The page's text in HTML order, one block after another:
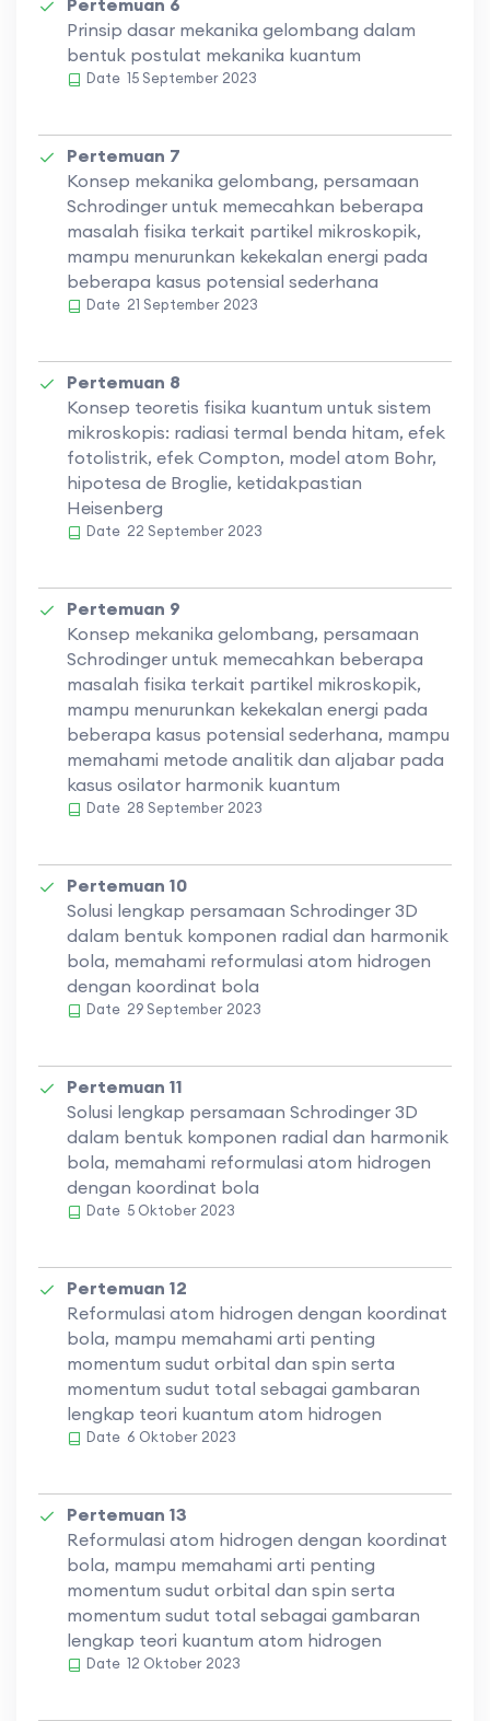
Prinsip dasar mekanika gelombang dalam
bentuk postulat mekanika kuantum
Date 15 September 2023
Pertemuan 7
Konsep mekanika gelombang, persamaan
Schrodinger untuk memecahkan beberapa
masalah fisika terkait partikel mikroskopik,
mampu menurunkan kekekalan energi pada
beberapa kasus potensial sederhana
Date 21 September 2023
Pertemuan 8
Konsep teoretis fisika kuantum untuk sistem
mikroskopis: radiasi termal benda hitam, efek
fotolistrik, efek Compton, model atom Bohr,
hipotesa de Broglie, ketidakpastian
Heisenberg
Date 22 September 2023
Pertemuan 9
Konsep mekanika gelombang, persamaan
Schrodinger untuk memecahkan beberapa
masalah fisika terkait partikel mikroskopik,
mampu menurunkan kekekalan energi pada
beberapa kasus potensial sederhana, mampu
memahami metode analitik dan aljabar pada
kasus osilator harmonik kuantum
Date 28 September 2023
Pertemuan 10
Solusi lengkap persamaan Schrodinger 3D
dalam bentuk komponen radial dan harmonik
bola, memahami reformulasi atom hidrogen
dengan koordinat bola
Date 29 September 2023
Pertemuan 11
Solusi lengkap persamaan Schrodinger 3D
dalam bentuk komponen radial dan harmonik
bola, memahami reformulasi atom hidrogen
dengan koordinat bola
Date 5 Oktober 2023
Pertemuan 12
Reformulasi atom hidrogen dengan koordinat
bola, mampu memahami arti penting
momentum sudut orbital dan spin serta
momentum sudut total sebagai gambaran
lengkap teori kuantum atom hidrogen
Date 6 Oktober 2023
Pertemuan 13
Reformulasi atom hidrogen dengan koordinat
bola, mampu memahami arti penting
momentum sudut orbital dan spin serta
momentum sudut total sebagai gambaran
lengkap teori kuantum atom hidrogen
Date 12 Oktober 2023